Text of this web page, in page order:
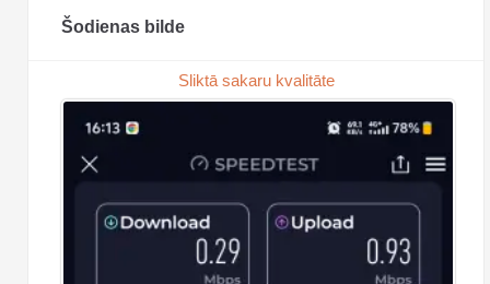
Šodienas bilde
Sliktā sakaru kvalitāte